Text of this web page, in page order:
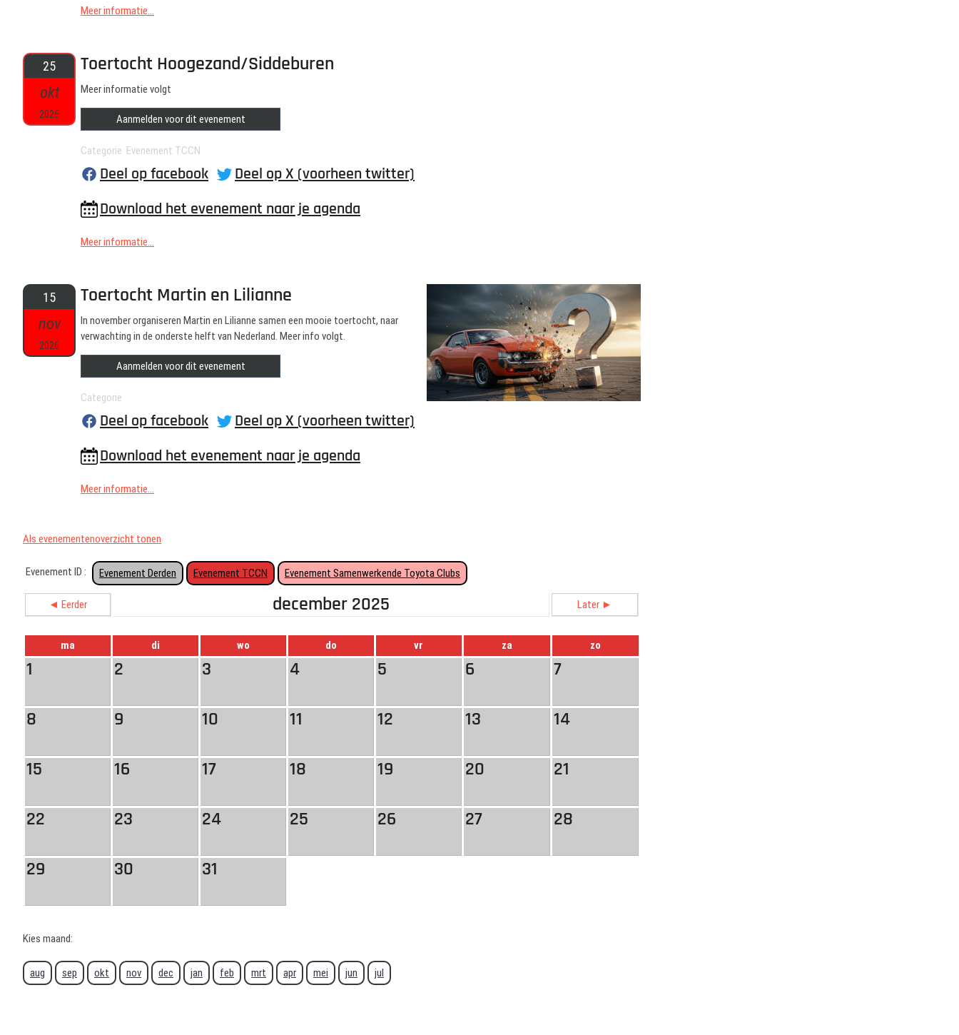
Meer informatie...
25
okt
2026
Toertocht Hoogezand/Siddeburen
Meer informatie volgt
Aanmelden voor dit evenement
Categorie Evenement TCCN
Deel op facebook
Deel op X (voorheen twitter)
Download het evenement naar je agenda
Meer informatie...
15
nov
2026
Toertocht Martin en Lilianne
In november organiseren Martin en Lilianne samen een mooie toertocht, naar
verwachting in de onderste helft van Nederland. Meer info volgt.
Aanmelden voor dit evenement
Categorie
Deel op facebook
Deel op X (voorheen twitter)
Download het evenement naar je agenda
Meer informatie...
Als evenementenoverzicht tonen
Evenement ID : Evenement Derden Evenement TCCN Evenement Samenwerkende Toyota Clubs
◄ Eerder december 2025 Later ►
ma di wo do vr za zo
1 2 3 4 5 6 7
8 9 10 11 12 13 14
15 16 17 18 19 20 21
22 23 24 25 26 27 28
29 30 31
Kies maand:
aug sep okt nov dec jan feb mrt apr mei jun jul